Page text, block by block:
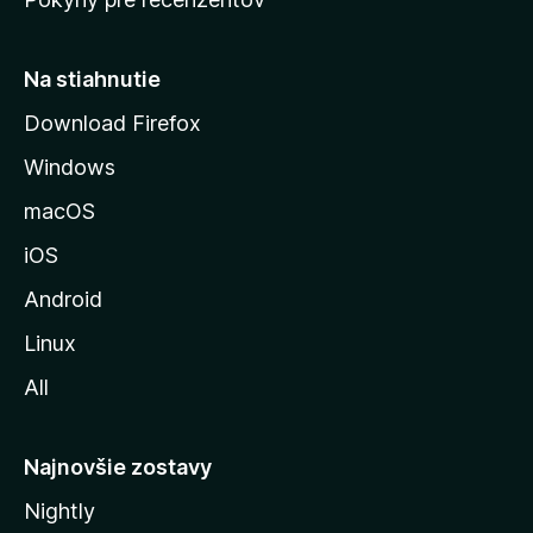
s
r
n
k
o
z
l
Na stiahnutie
Download Firefox
Windows
macOS
iOS
Android
Linux
All
Najnovšie zostavy
Nightly